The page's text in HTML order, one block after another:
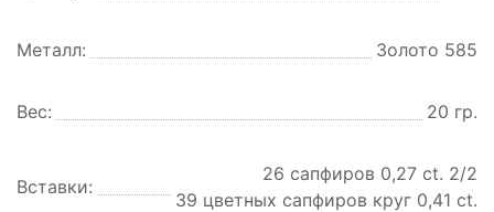
Металл: Золото 585
Вес: 20 гр.
Вставки:
26 сапфиров 0,27 ct. 2/2
39 цветных сапфиров круг 0,41 ct.